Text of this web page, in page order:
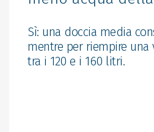
Sì: una doccia media
mentre per riempire una
tra i 120 e i 160 litri.